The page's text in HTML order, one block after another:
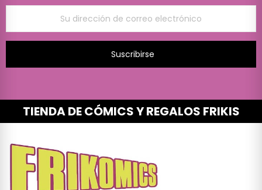
Suscribirse
TIENDA DE CÓMICS Y REGALOS FRIKIS